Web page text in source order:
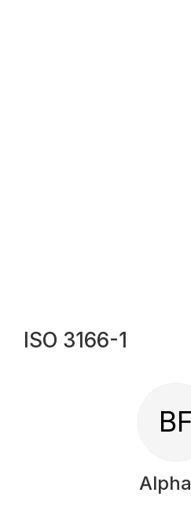
ISO 3166-1
BF